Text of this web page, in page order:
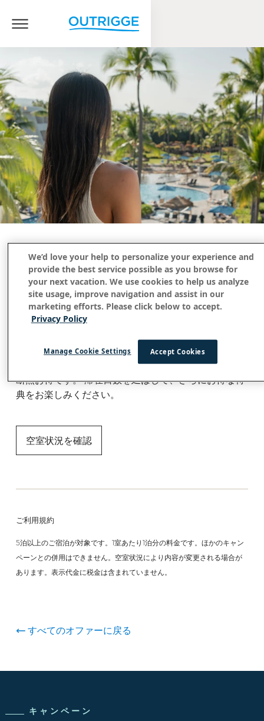
ロングステイ・セール
客室料金が最大30％割引
４連泊以上でお得な長期滞在料金をご用意。
せっかくのご旅行、長めの滞在が
断然お得です。滞在日数を延ばして、さらにお得な特
典をお楽しみください。
空室状況を確認
ご利用規約
5泊以上のご宿泊が対象です。1室あたり1泊分の料金です。ほかのキャン
ペーンとの併用はできません。空室状況により内容が変更される場合が
あります。表示代金に税金は含まれていません。
すべてのオファーに戻る
キャンペーン
We’d love your help to personalize your experience and
provide the best service possible as you browse for
your next vacation. We use cookies to help us analyze
site usage, improve navigation and assist in our
marketing efforts. Please click below to accept.
Privacy Policy
Accept Cookies
Manage Cookie Settings